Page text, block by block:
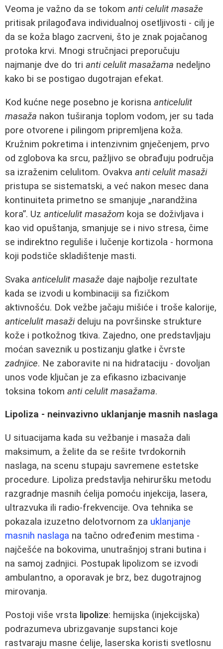
Veoma je važno da se tokom anti celulit masaže
pritisak prilagođava individualnoj osetljivosti - cilj je
da se koža blago zacrveni, što je znak pojačanog
protoka krvi. Mnogi stručnjaci preporučuju
najmanje dve do tri anti celulit masažama nedeljno
kako bi se postigao dugotrajan efekat.
Kod kućne nege posebno je korisna anticelulit
masaža nakon tuširanja toplom vodom, jer su tada
pore otvorene i pilingom pripremljena koža.
Kružnim pokretima i intenzivnim gnječenjem, prvo
od zglobova ka srcu, pažljivo se obrađuju područja
sa izraženim celulitom. Ovakva anti celulit masaži
pristupa se sistematski, a već nakon mesec dana
kontinuiteta primetno se smanjuje „narandžina
kora”. Uz anticelulit masažom koja se doživljava i
kao vid opuštanja, smanjuje se i nivo stresa, čime
se indirektno reguliše i lučenje kortizola - hormona
koji podstiče skladištenje masti.
Svaka anticelulit masaže daje najbolje rezultate
kada se izvodi u kombinaciji sa fizičkom
aktivnošću. Dok vežbe jačaju mišiće i troše kalorije,
anticelulit masažideluju na površinske strukture
kože i potkožnog tkiva. Zajedno, one predstavljaju
moćan saveznik u postizanju glatke i čvrste
zadnjice. Ne zaboravite ni na hidrataciju - dovoljan
unos vode ključan je za efikasno izbacivanje
toksina tokom anti celulit masažama.
Lipoliza - neinvazivno uklanjanje masnih naslaga
U situacijama kada su vežbanje i masaža dali
maksimum, a želite da se rešite tvrdokornih
naslaga, na scenu stupaju savremene estetske
procedure. Lipoliza predstavlja nehiruršku metodu
razgradnje masnih ćelija pomoću injekcija, lasera,
ultrazvuka ili radio-frekvencije. Ova tehnika se
pokazala izuzetno delotvornom za uklanjanje
masnih naslaga na tačno određenim mestima -
najčešće na bokovima, unutrašnjoj strani butina i
na samoj zadnjici. Postupak lipolizom se izvodi
ambulantno, a oporavak je brz, bez dugotrajnog
mirovanja.
Postoji više vrsta lipolize: hemijska (injekcijska)
podrazumeva ubrizgavanje supstanci koje
rastvaraju masne ćelije, laserska koristi svetlosnu